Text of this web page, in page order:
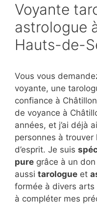
Voyante
astrologue
Hauts-de-
Vous vous
voyante, une
confiance à
de voyance à
années, et j’ai déjà
personnes à
d’esprit. Je suis
pure grâce à un
aussi tarologue et
formée à divers
à compléter mes